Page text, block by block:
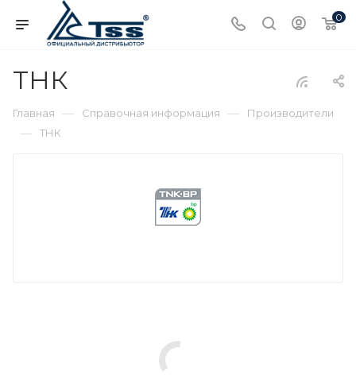
0
ТНК
Главная — Справочная информация — Производители
— ТНК